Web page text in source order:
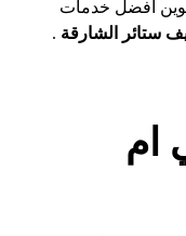
افضل خدمات
ستائر الشارقة .
ام